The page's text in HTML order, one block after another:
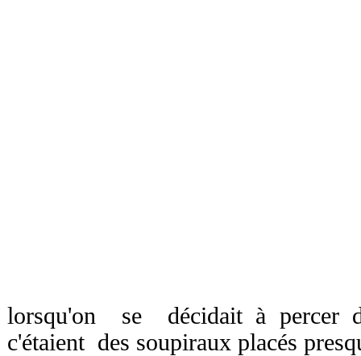
lorsqu'on se décidait à percer
c'étaient des soupiraux placés